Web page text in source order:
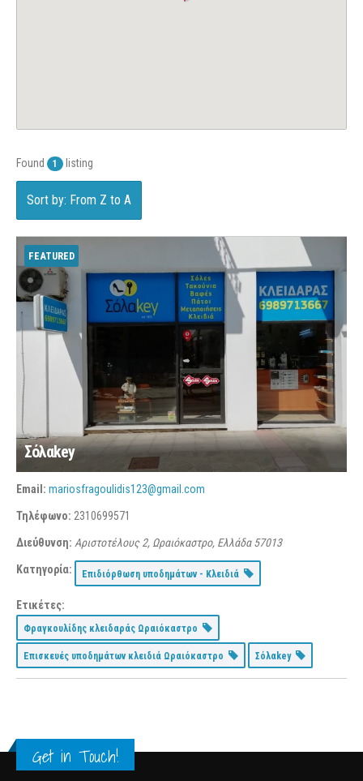
Found 1 listing
Sort by: From Z to A
FEATURED
Σόλαkey
Email: mariosfragoulidis123@gmail.com
Τηλέφωνο: 2310699571
Διεύθυνση: Αριστοτέλους 2, Ωραιόκαστρο, Ελλάδα 57013
Κατηγορία: Επιδιόρθωση υποδημάτων - Κλειδιά
Ετικέτες:
Φραγκουλίδης κλειδαράς Ωραιόκαστρο
Επισκευές υποδημάτων κλειδιά Ωραιόκαστρο Σόλαkey
Get in Touch!